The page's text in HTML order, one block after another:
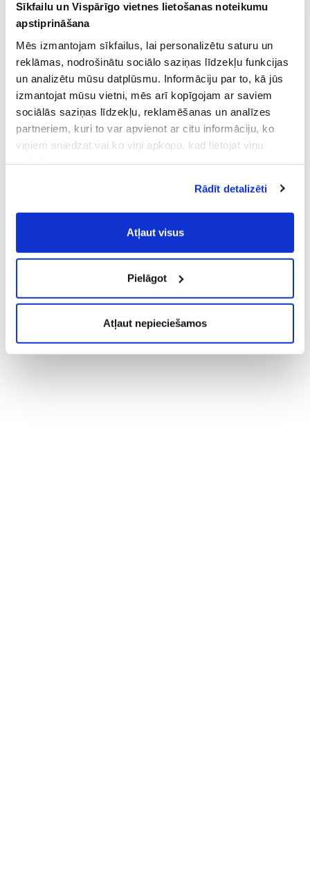
Sīkfailu un Vispārīgo vietnes lietošanas noteikumu
apstiprināšana
Mēs izmantojam sīkfailus, lai personalizētu saturu un
reklāmas, nodrošinātu sociālo saziņas līdzekļu funkcijas
un analizētu mūsu datplūsmu. Informāciju par to, kā jūs
izmantojat mūsu vietni, mēs arī kopīgojam ar saviem
sociālās saziņas līdzekļu, reklamēšanas un analīzes
partneriem, kuri to var apvienot ar citu informāciju, ko
viņiem sniedzat vai ko viņi apkopo, kad lietojat viņu
Vispārīgiem vietnes lietošanas
noteikumiem(saīsināti - VVLN).
Rādīt detalizēti
Atļaut visus
Pielāgot
Atļaut nepieciešamos